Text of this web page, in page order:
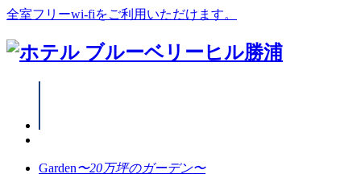
全室フリーwi-fiをご利用いただけます。
Garden〜20万坪のガーデン〜